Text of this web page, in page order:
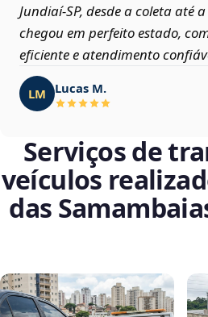
Jundiaí‑SP, desde a coleta até
chegou em perfeito estado,
eficiente e atendimento
LM Lucas M.
Serviços de
veículos
das